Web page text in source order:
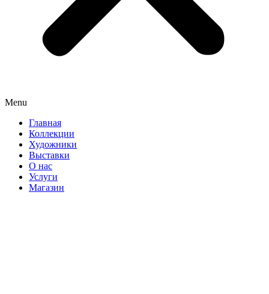
Menu
Главная
Коллекции
Художники
Выставки
О нас
Услуги
Магазин